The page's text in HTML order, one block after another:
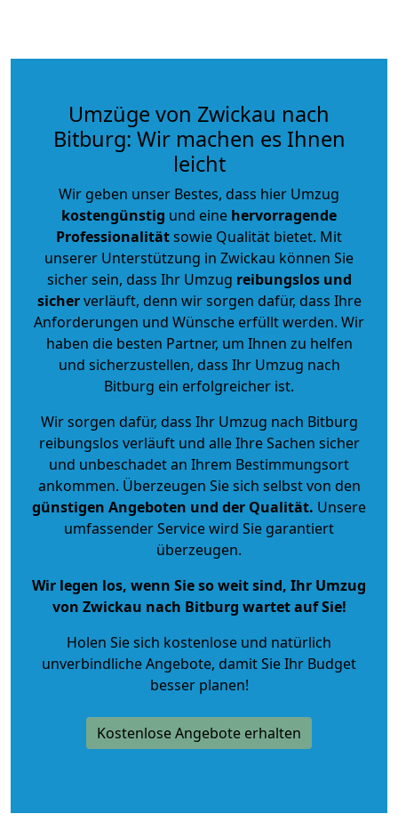
Umzüge von Zwickau nach
Bitburg: Wir machen es Ihnen
leicht
Wir geben unser Bestes, dass hier Umzug
kostengünstig und eine hervorragende
Professionalitätsowie Qualität bietet. Mit
unserer Unterstützung in Zwickau können Sie
sicher sein, dass Ihr Umzug reibungslos und
sicherverläuft, denn wir sorgen dafür, dass Ihre
Anforderungen und Wünsche erfüllt werden. Wir
haben die besten Partner, um Ihnen zu helfen
und sicherzustellen, dass Ihr Umzug nach
Bitburg ein erfolgreicher ist.
Wir sorgen dafür, dass Ihr Umzug nach Bitburg
reibungslos verläuft und alle Ihre Sachen sicher
und unbeschadet an Ihrem Bestimmungsort
ankommen. Überzeugen Sie sich selbst von den
günstigen Angeboten und der Qualität. Unsere
umfassender Service wird Sie garantiert
überzeugen.
Wir legen los, wenn Sie so weit sind, Ihr Umzug
von Zwickau nach Bitburg wartet auf Sie!
Holen Sie sich kostenlose und natürlich
unverbindliche Angebote, damit Sie Ihr Budget
besser planen!
Kostenlose Angebote erhalten